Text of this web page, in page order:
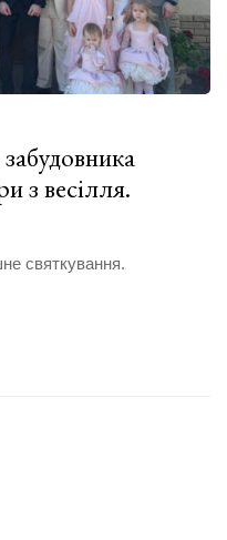
з весілля.
святкування.